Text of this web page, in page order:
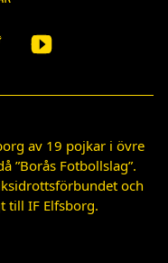
av 19 pojkar i övre
”Borås Fotbollslag”.
och
till IF Elfsborg.